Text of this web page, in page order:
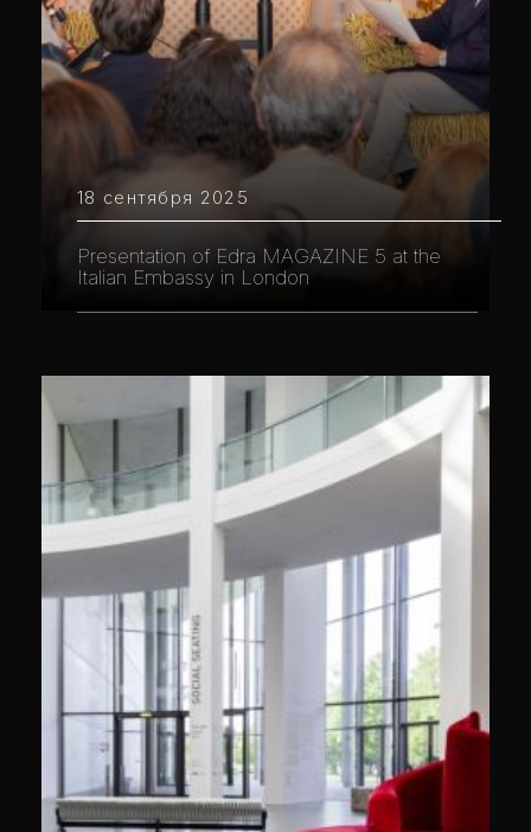
18 сентября 2025
Presentation of Edra MAGAZINE 5 at the
Italian Embassy in London